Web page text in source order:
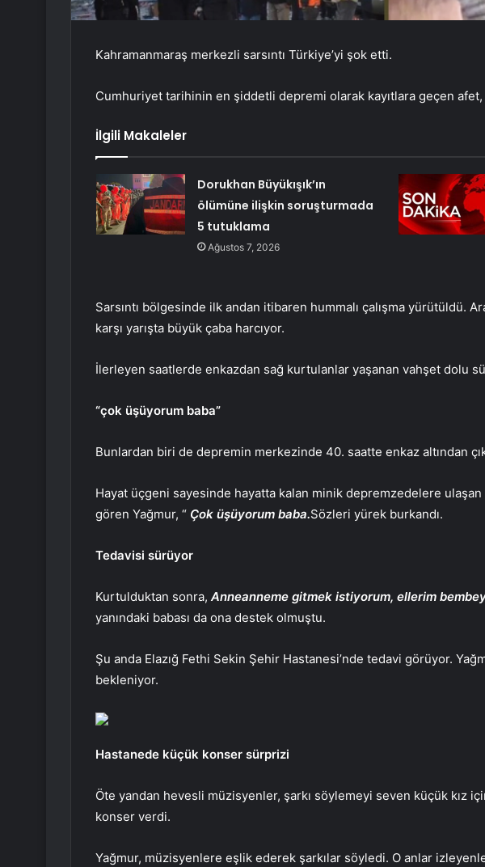
Kahramanmaraş merkezli sarsıntı Türkiye’yi şok etti.
Cumhuriyet tarihinin en şiddetli depremi olarak kayıtlara geçen
İlgili Makaleler
Dorukhan Büyükışık’ın
ölümüne ilişkin soruşturmada
5 tutuklama
Ağustos 7, 2026
Sarsıntı bölgesinde ilk andan itibaren hummalı çalışma yürütüldü.
karşı yarışta büyük çaba harcıyor.
İlerleyen saatlerde enkazdan sağ kurtulanlar yaşanan vahşet dolu
“çok üşüyorum baba”
Bunlardan biri de depremin merkezinde 40. saatte enkaz altından
Hayat üçgeni sayesinde hayatta kalan minik depremzedelere ulaşan
gören Yağmur, “ Çok üşüyorum baba.Sözleri yürek burkandı.
Tedavisi sürüyor
Kurtulduktan sonra, Anneanneme gitmek istiyorum, ellerim
yanındaki babası da ona destek olmuştu.
Şu anda Elazığ Fethi Sekin Şehir Hastanesi’nde tedavi görüyor.
bekleniyor.
Hastanede küçük konser sürprizi
Öte yandan hevesli müzisyenler, şarkı söylemeyi seven küçük kız
konser verdi.
Yağmur, müzisyenlere eşlik ederek şarkılar söyledi. O anlar